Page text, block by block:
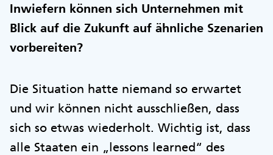
Inwiefern können sich Unternehmen mit
Blick auf die Zukunft auf ähnliche Szenarien
vorbereiten?
Die Situation hatte niemand so erwartet
und wir können nicht ausschließen, dass
sich so etwas wiederholt. Wichtig ist, dass
alle Staaten ein „lessons learned“ des